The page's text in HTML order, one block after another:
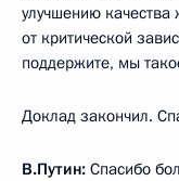
улучшению
от критической
поддержите, мы
Доклад закончил.
В.Путин: Спасибо